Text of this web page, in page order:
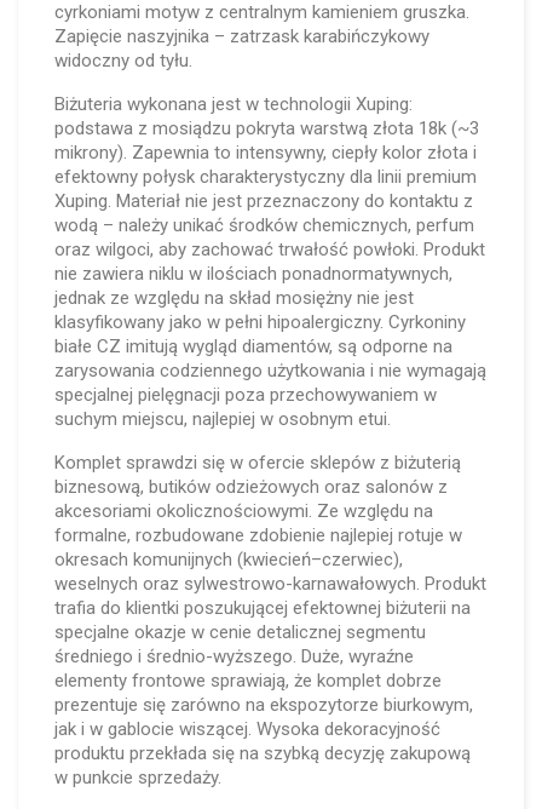
cyrkoniami motyw z centralnym kamieniem gruszka.
Zapięcie naszyjnika – zatrzask karabińczykowy
widoczny od tyłu.
Biżuteria wykonana jest w technologii Xuping:
podstawa z mosiądzu pokryta warstwą złota 18k (~3
mikrony). Zapewnia to intensywny, ciepły kolor złota i
efektowny połysk charakterystyczny dla linii premium
Xuping. Materiał nie jest przeznaczony do kontaktu z
wodą – należy unikać środków chemicznych, perfum
oraz wilgoci, aby zachować trwałość powłoki. Produkt
nie zawiera niklu w ilościach ponadnormatywnych,
jednak ze względu na skład mosiężny nie jest
klasyfikowany jako w pełni hipoalergiczny. Cyrkoniny
białe CZ imitują wygląd diamentów, są odporne na
zarysowania codziennego użytkowania i nie wymagają
specjalnej pielęgnacji poza przechowywaniem w
suchym miejscu, najlepiej w osobnym etui.
Komplet sprawdzi się w ofercie sklepów z biżuterią
biznesową, butików odzieżowych oraz salonów z
akcesoriami okolicznościowymi. Ze względu na
formalne, rozbudowane zdobienie najlepiej rotuje w
okresach komunijnych (kwiecień–czerwiec),
weselnych oraz sylwestrowo-karnawałowych. Produkt
trafia do klientki poszukującej efektownej biżuterii na
specjalne okazje w cenie detalicznej segmentu
średniego i średnio-wyższego. Duże, wyraźne
elementy frontowe sprawiają, że komplet dobrze
prezentuje się zarówno na ekspozytorze biurkowym,
jak i w gablocie wiszącej. Wysoka dekoracyjność
produktu przekłada się na szybką decyzję zakupową
w punkcie sprzedaży.